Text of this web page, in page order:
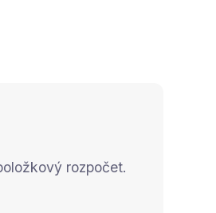
rozpočet.